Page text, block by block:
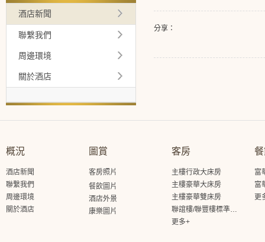
分享：
酒店新聞
聯繫我們
周邊環境
關於酒店
概況
酒店新聞
聯繫我們
周邊環境
關於酒店
圖賞
客房照片
餐飲圖片
酒店外景
康樂圖片
客房
主樓行政大床房
主樓豪華大床房
主樓豪華雙床房
聯誼樓/聯豐樓標準大床房
更多+
富
富
更